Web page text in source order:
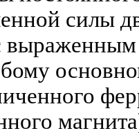
силы